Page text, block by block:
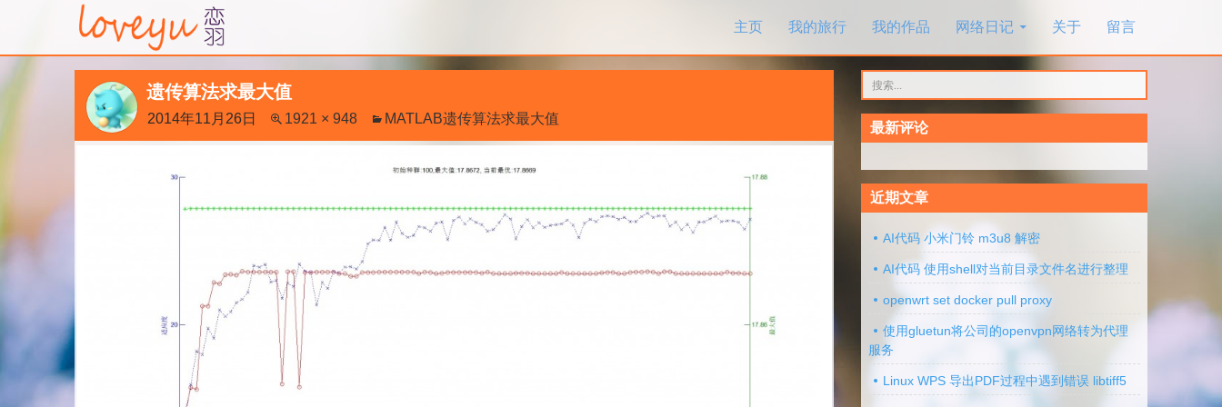
主页
我的旅行 我的作品 网络日记 关于 留言
遗传算法求最大值
2014年11月26日 1921 × 948 MATLAB遗传算法求最大值
索：
最新评论
近期文章
AI代码 小米门铃 m3u8 解密
AI代码 使用shell对当前目录文件名进行整理
openwrt set docker pull proxy
使用gluetun将公司的openvpn网络转为代理
服务
Linux WPS 导出PDF过程中遇到错误 libtiff5